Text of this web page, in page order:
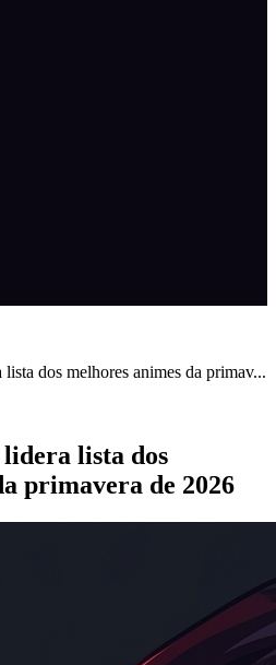
dos melhores animes da primav...
lista dos
primavera de 2026